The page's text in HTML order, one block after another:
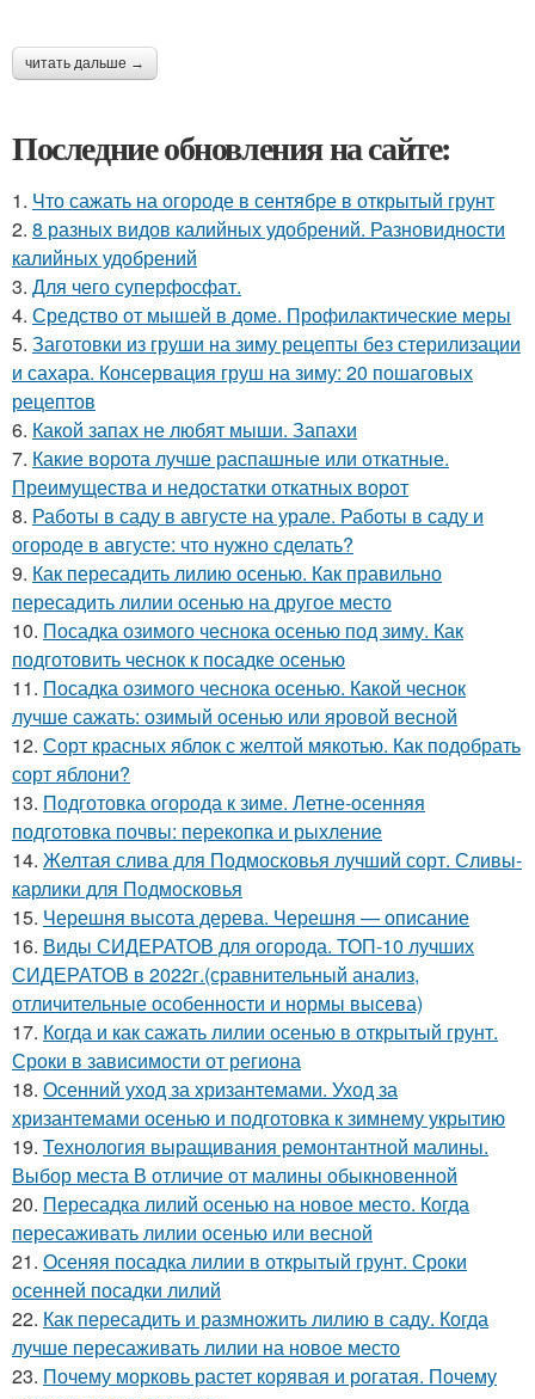
читать дальше →
Последние обновления на сайте:
1. Что сажать на огороде в сентябре в открытый грунт
2. 8 разных видов калийных удобрений. Разновидности
калийных удобрений
3. Для чего суперфосфат.
4. Средство от мышей в доме. Профилактические меры
5. Заготовки из груши на зиму рецепты без стерилизации
и сахара. Консервация груш на зиму: 20 пошаговых
рецептов
6. Какой запах не любят мыши. Запахи
7. Какие ворота лучше распашные или откатные.
Преимущества и недостатки откатных ворот
8. Работы в саду в августе на урале. Работы в саду и
огороде в августе: что нужно сделать?
9. Как пересадить лилию осенью. Как правильно
пересадить лилии осенью на другое место
10. Посадка озимого чеснока осенью под зиму. Как
подготовить чеснок к посадке осенью
11. Посадка озимого чеснока осенью. Какой чеснок
лучше сажать: озимый осенью или яровой весной
12. Сорт красных яблок с желтой мякотью. Как подобрать
сорт яблони?
13. Подготовка огорода к зиме. Летне-осенняя
подготовка почвы: перекопка и рыхление
14. Желтая слива для Подмосковья лучший сорт. Сливы-
карлики для Подмосковья
15. Черешня высота дерева. Черешня — описание
16. Виды СИДЕРАТОВ для огорода. ТОП-10 лучших
СИДЕРАТОВ в 2022г.(сравнительный анализ,
отличительные особенности и нормы высева)
17. Когда и как сажать лилии осенью в открытый грунт.
Сроки в зависимости от региона
18. Осенний уход за хризантемами. Уход за
хризантемами осенью и подготовка к зимнему укрытию
19. Технология выращивания ремонтантной малины.
Выбор места В отличие от малины обыкновенной
20. Пересадка лилий осенью на новое место. Когда
пересаживать лилии осенью или весной
21. Осеняя посадка лилии в открытый грунт. Сроки
осенней посадки лилий
22. Как пересадить и размножить лилию в саду. Когда
лучше пересаживать лилии на новое место
23. Почему морковь растет корявая и рогатая. Почему